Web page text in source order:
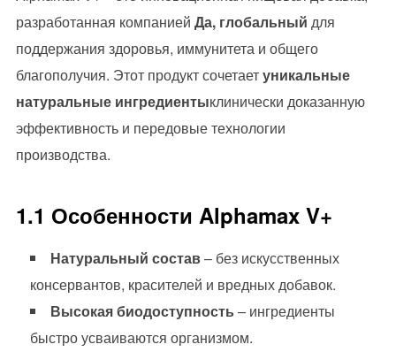
разработанная компанией Да, глобальный для
поддержания здоровья, иммунитета и общего
благополучия. Этот продукт сочетаетуникальные
натуральные ингредиентыклинически доказанную
эффективность и передовые технологии
производства.
1.1 Особенности Alphamax V+
Натуральный состав– без искусственных
консервантов, красителей и вредных добавок.
Высокая биодоступность – ингредиенты
быстро усваиваются организмом.